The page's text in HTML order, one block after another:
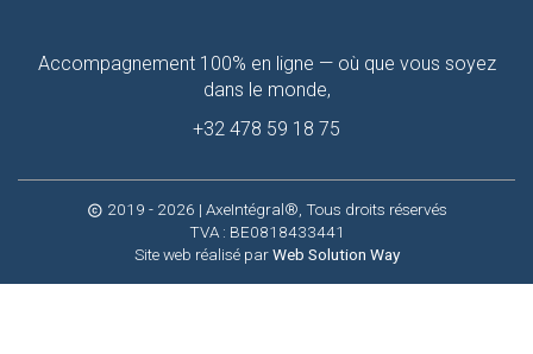
Contactez-
Accompagnement 100% en ligne — où que vous soyez
dans le monde,
+32 478 59 18 75
copyright 2019 - 2026 | AxeIntégral®, Tous droits réservés
TVA : BE0818433441
Site web réalisé parWeb Solution Way